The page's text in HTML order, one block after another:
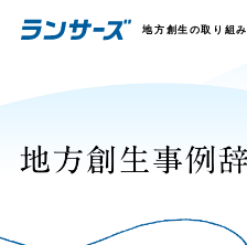
地方創生の取り組み